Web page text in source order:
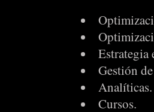
Estrategia
Gestión
Analíticas.
Cursos.